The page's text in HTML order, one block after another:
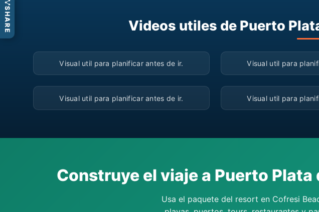
Videos utiles de Puerto
▶
Visual util para planificar antes de ir.
▶
Visual util para
▶
Visual util para planificar antes de ir.
▶
Visual util para
Construye el viaje a Puerto
Usa el paquete del resort en Cofresi
SHARE